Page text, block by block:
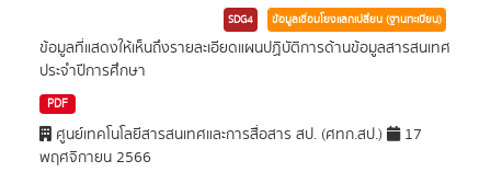
SDG4 ข้อมูลเชื่อมโยงแลกเปลี่ยน (ฐานทะเบียน)
ข้อมูลที่แสดงให้เห็นถึงรายละเอียดแผนปฏิบัติการด้านข้อมูลสารสนเทศ
ประจำปีการศึกษา
PDF
ศูนย์เทคโนโลยีสารสนเทศและการสื่อสาร สป. (ศทก.สป.)
17
พฤศจิกายน 2566